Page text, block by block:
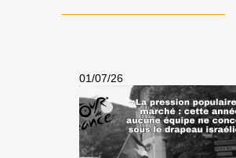
01/07/26